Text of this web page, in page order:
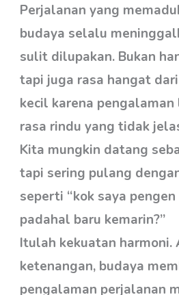
Perjalanan yang
budaya selalu
sulit dilupakan. Bukan
tapi juga rasa hangat
kecil karena pengalaman
rasa rindu yang tidak
Kita mungkin datang
tapi sering pulang
seperti “kok saya
padahal baru kemarin?”
Itulah kekuatan harmoni.
ketenangan, budaya
pengalaman perjalanan